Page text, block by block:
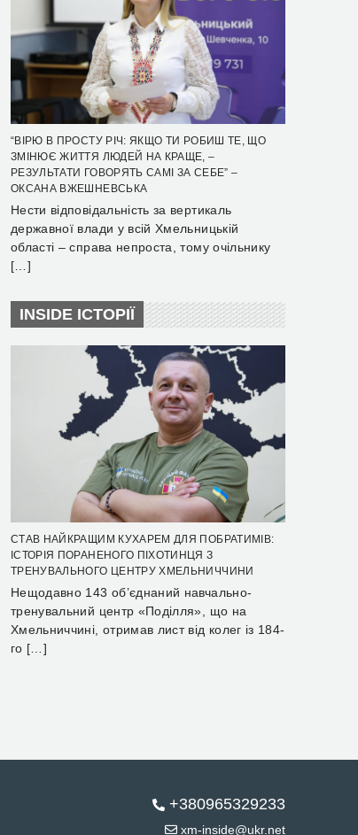
“ВІРЮ В ПРОСТУ РІЧ: ЯКЩО ТИ РОБИШ ТЕ, ЩО
ЗМІНЮЄ ЖИТТЯ ЛЮДЕЙ НА КРАЩЕ, –
РЕЗУЛЬТАТИ ГОВОРЯТЬ САМІ ЗА СЕБЕ” –
ОКСАНА ВЖЕШНЕВСЬКА
Нести відповідальність за вертикаль
державної влади у всій Хмельницькій
області – справа непроста, тому очільнику
[…]
INSIDE ІСТОРІЇ
СТАВ НАЙКРАЩИМ КУХАРЕМ ДЛЯ ПОБРАТИМІВ:
ІСТОРІЯ ПОРАНЕНОГО ПІХОТИНЦЯ З
ТРЕНУВАЛЬНОГО ЦЕНТРУ ХМЕЛЬНИЧЧИНИ
Нещодавно 143 об’єднаний навчально-
тренувальний центр «Поділля», що на
Хмельниччині, отримав лист від колег із 184-
го […]
+380965329233
xm-inside@ukr.net